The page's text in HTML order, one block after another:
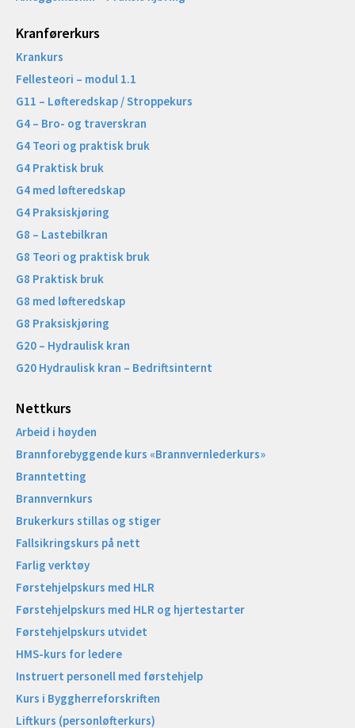
Kranførerkurs
Krankurs
Fellesteori – modul 1.1
G11 – Løfteredskap / Stroppekurs
G4 – Bro- og traverskran
G4 Teori og praktisk bruk
G4 Praktisk bruk
G4 med løfteredskap
G4 Praksiskjøring
G8 – Lastebilkran
G8 Teori og praktisk bruk
G8 Praktisk bruk
G8 med løfteredskap
G8 Praksiskjøring
G20 – Hydraulisk kran
G20 Hydraulisk kran – Bedriftsinternt
Nettkurs
Arbeid i høyden
Brannforebyggende kurs «Brannvernlederkurs»
Branntetting
Brannvernkurs
Brukerkurs stillas og stiger
Fallsikringskurs på nett
Farlig verktøy
Førstehjelpskurs med HLR
Førstehjelpskurs med HLR og hjertestarter
Førstehjelpskurs utvidet
HMS-kurs for ledere
Instruert personell med førstehjelp
Kurs i Byggherreforskriften
Liftkurs (personløfterkurs)